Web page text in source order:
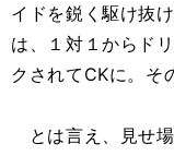
イドを鋭く駆け抜
は、１対１からド
クされてCKに。そ
とは言え、見せ場